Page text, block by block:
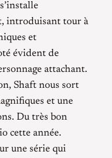
introduisant tour à
et
évident de
attachant.
Shaft nous sort
et une
Du très bon
cette année.
une série qui